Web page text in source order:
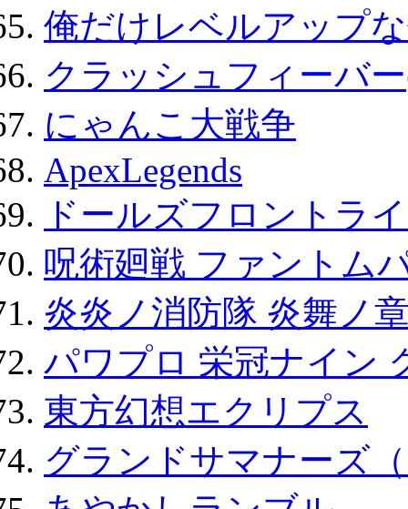
俺だけレベルアップ
クラッシュフィーバ
にゃんこ大戦争
ApexLegends
ドールズフロントラ
呪術廻戦 ファントム
炎炎ノ消防隊 炎舞ノ
パワプロ 栄冠ナイン
東方幻想エクリプス
グランドサマナーズ